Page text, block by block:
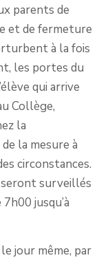
parents de
et de fermeture
à la fois
les portes du
qui arrive
Collège,
la
la mesure à
circonstances.
surveillés
jusqu’à
jour même, par